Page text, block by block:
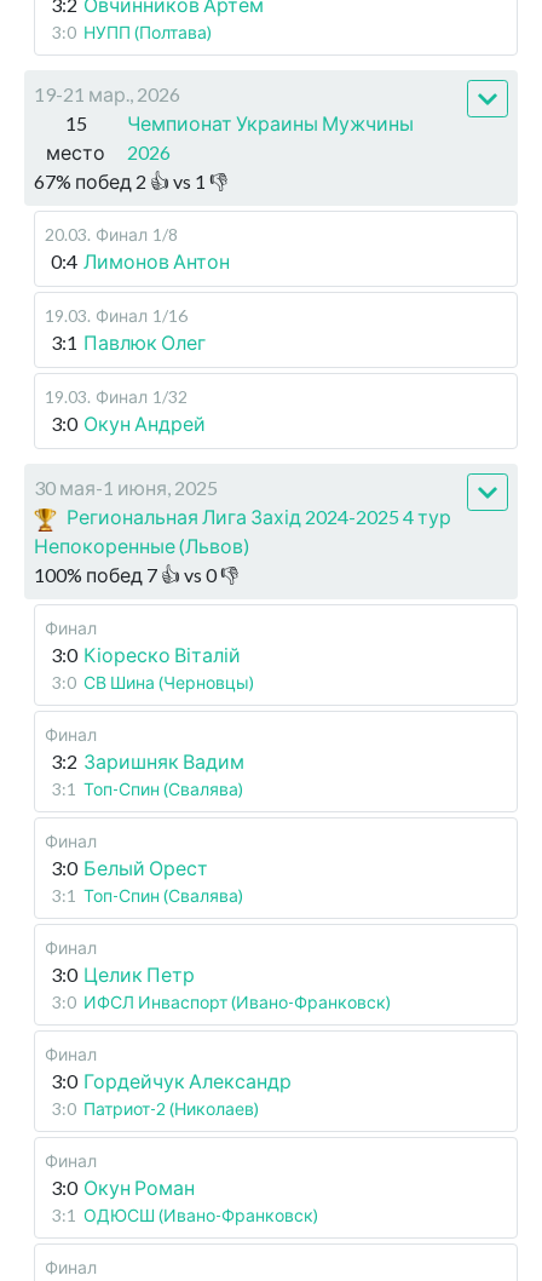
3:0 НУПП (Полтава)
19-21 мар., 2026
15
место
Чемпионат Украины Мужчины
2026
67% побед 2 👍 vs 1 👎
20.03. Финал 1/8
0:4 Лимонов Антон
19.03. Финал 1/16
3:1 Павлюк Олег
19.03. Финал 1/32
3:0 Окун Андрей
30 мая-1 июня, 2025
Региональная Лига Захід 2024-2025 4 тур
Непокоренные (Львов)
100% побед 7 👍 vs 0👎
Финал
3:0 Кіореско Віталій
3:0 СВ Шина (Черновцы)
Финал
3:2 Заришняк Вадим
3:1 Топ-Спин (Свалява)
Финал
3:0 Белый Орест
3:1 Топ-Спин (Свалява)
Финал
3:0 Целик Петр
3:0 ИФСЛ Инваспорт (Ивано-Франковск)
Финал
3:0 Гордейчук Александр
3:0 Патриот-2 (Николаев)
Финал
3:0 Окун Роман
3:1 ОДЮСШ (Ивано-Франковск)
Финал